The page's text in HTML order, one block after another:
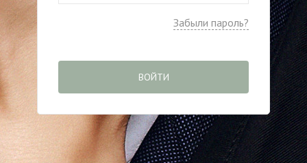
Забыли пароль?
ВОЙТИ